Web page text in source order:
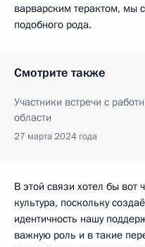
варварским терактом, мы
подобного рода.
Смотрите также
Участники встречи с
области
27 марта 2024 года
В этой связи хотел бы вот
культура, поскольку
идентичность нашу
важную роль и в такие